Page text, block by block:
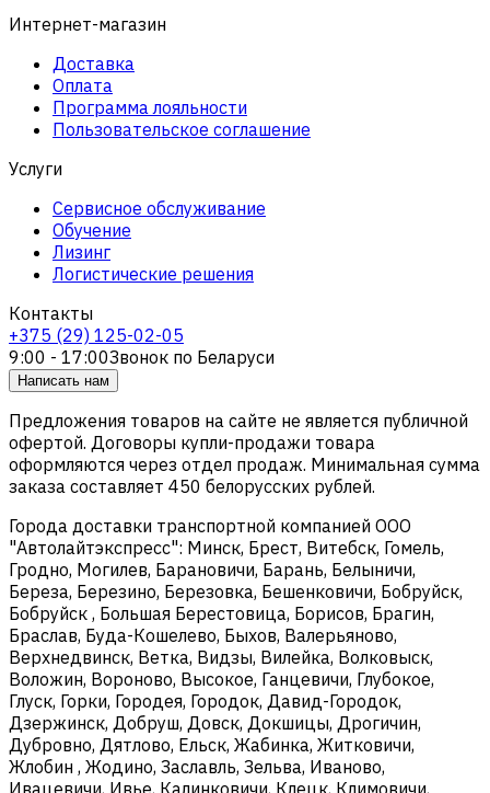
Интернет-магазин
Доставка
Оплата
Программа лояльности
Пользовательское соглашение
Услуги
Сервисное обслуживание
Обучение
Лизинг
Логистические решения
Контакты
+375 (29) 125-02-05
9:00 - 17:00Звонок по Беларуси
Написать нам
Предложения товаров на сайте не является публичной
офертой. Договоры купли-продажи товара
оформляются через отдел продаж. Минимальная сумма
заказа составляет 450 белорусских рублей.
Города доставки транспортной компанией ООО
"Автолайтэкспресс": Минск, Брест, Витебск, Гомель,
Гродно, Могилев, Барановичи, Барань, Белыничи,
Береза, Березино, Березовка, Бешенковичи, Бобруйск,
Бобруйск , Большая Берестовица, Борисов, Брагин,
Браслав, Буда-Кошелево, Быхов, Валерьяново,
Верхнедвинск, Ветка, Видзы, Вилейка, Волковыск,
Воложин, Вороново, Высокое, Ганцевичи, Глубокое,
Глуск, Горки, Городея, Городок, Давид-Городок,
Дзержинск, Добруш, Довск, Докшицы, Дрогичин,
Дубровно, Дятлово, Ельск, Жабинка, Житковичи,
Жлобин , Жодино, Заславль, Зельва, Иваново,
Ивацевичи, Ивье, Калинковичи, Клецк, Климовичи,